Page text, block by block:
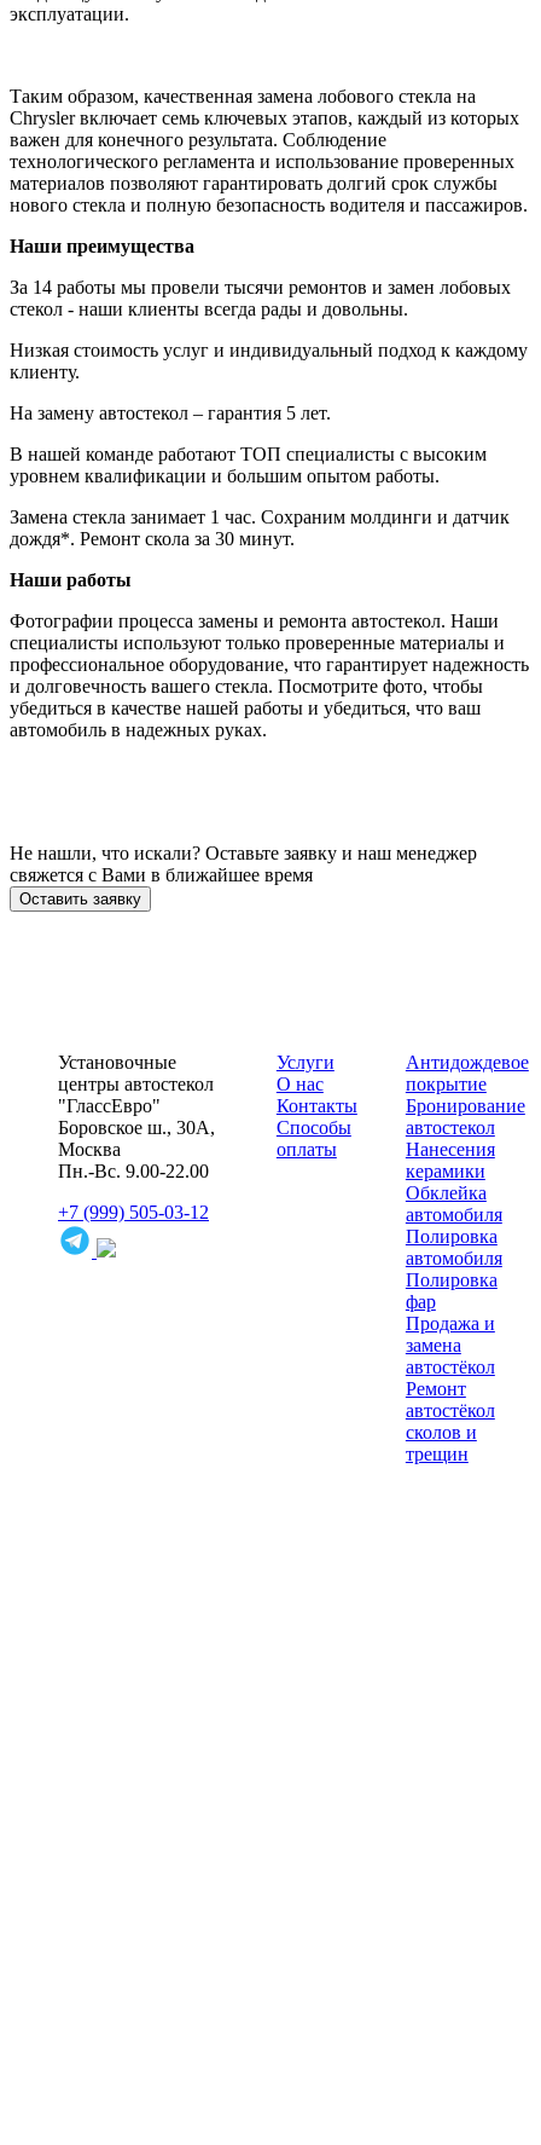
эксплуатации.
Таким образом, качественная замена лобового стекла на
Chrysler включает семь ключевых этапов, каждый из которых
важен для конечного результата. Соблюдение
технологического регламента и использование проверенных
материалов позволяют гарантировать долгий срок службы
нового стекла и полную безопасность водителя и пассажиров.
Наши преимущества
За 14 работы мы провели тысячи ремонтов и замен лобовых
стекол - наши клиенты всегда рады и довольны.
Низкая стоимость услуг и индивидуальный подход к каждому
клиенту.
На замену автостекол – гарантия 5 лет.
В нашей команде работают ТОП специалисты с высоким
уровнем квалификации и большим опытом работы.
Замена стекла занимает 1 час. Сохраним молдинги и датчик
дождя*. Ремонт скола за 30 минут.
Наши работы
Фотографии процесса замены и ремонта автостекол. Наши
специалисты используют только проверенные материалы и
профессиональное оборудование, что гарантирует надежность
и долговечность вашего стекла. Посмотрите фото, чтобы
убедиться в качестве нашей работы и убедиться, что ваш
автомобиль в надежных руках.
Не нашли, что искали? Оставьте заявку и наш менеджер
свяжется с Вами в ближайшее время
Оставить заявку
Установочные
центры автостекол
"ГлассЕвро"
Боровское ш., 30А,
Москва
Пн.-Вс. 9.00-22.00
+7 (999) 505-03-12
Услуги
О нас
Контакты
Способы
оплаты
Антидождевое
покрытие
Бронирование
автостекол
Нанесения
керамики
Обклейка
автомобиля
Полировка
автомобиля
Полировка
фар
Продажа и
замена
автостёкол
Ремонт
автостёкол
сколов и
трещин